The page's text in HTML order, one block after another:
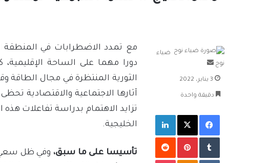
مع تمدد الاضطرابات في المنطقة
دورا مهما على الساحة
الثورية المنتظرة في مجال الطاقة
آثارها الاجتماعية والاقتصادية
تزايد الاهتمام بدراسة تفاعلات
الخليجية.
تأسيسا على ما سبق، وفي ظل سعي
ضياء
نوح
أرسل
3 يناير، 2022
دقيقة واحدة
فيسبوك‫X لينكدإن
‏Tumblr بينتيريست
‏Reddit
‏VKontakte
Odnoklassniki
‫Pocket